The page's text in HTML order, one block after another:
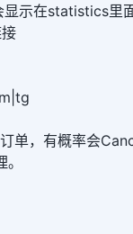
显示在statistics里
单，有概率会